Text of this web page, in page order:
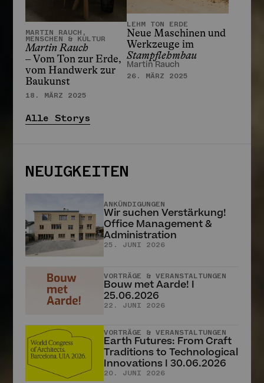
STORYS
MARTIN RAUCH,
Martin Rauch
– Vom Ton zur Erde,
vom Handwerk zur
Baukunst
18. MÄRZ 2025
Neue Maschinen und
Stampflehmbau
Martin Rauch
26. MÄRZ 2025
ANKÜNDIGUNGEN
Wir suchen Verstärkung!
Office Management &
MARTIN RAUCH,
MENSCHEN & KULTUR
Martin Rauch
– Vom Ton zur Erde,
vom Handwerk zur
Baukunst
18. MÄRZ 2025
LEHM TON ERDE
Neue Maschinen und
Werkzeuge im
Stampflehmbau
Martin Rauch
26. MÄRZ 2025
Alle Storys
NEUIGKEITEN
ANKÜNDIGUNGEN
Wir suchen Verstärkung!
Office Management &
Administration
25. JUNI 2026
VORTRÄGE & VERANSTALTUNGEN
Bouw met Aarde! I
25.06.2026
22. JUNI 2026
VORTRÄGE & VERANSTALTUNGEN
Earth Futures: From Craft
Traditions to Technological
Innovations I 30.06.2026
20. JUNI 2026